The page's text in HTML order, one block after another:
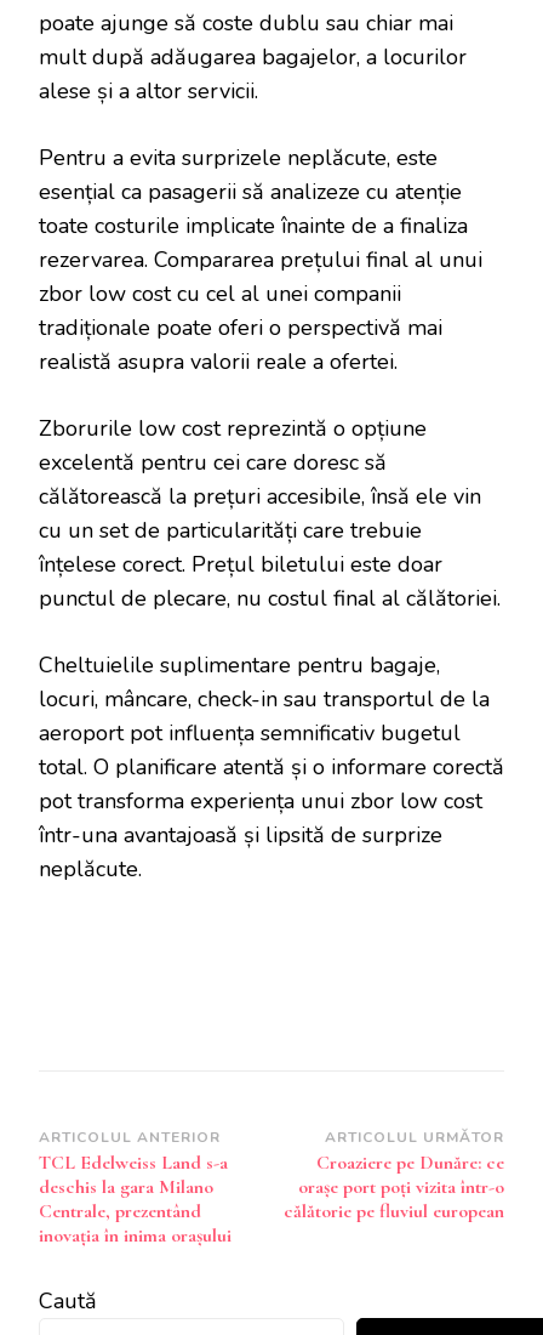
poate ajunge să coste dublu sau chiar mai
mult după adăugarea bagajelor, a locurilor
alese și a altor servicii.
Pentru a evita surprizele neplăcute, este
esențial ca pasagerii să analizeze cu atenție
toate costurile implicate înainte de a finaliza
rezervarea. Compararea prețului final al unui
zbor low cost cu cel al unei companii
tradiționale poate oferi o perspectivă mai
realistă asupra valorii reale a ofertei.
Zborurile low cost reprezintă o opțiune
excelentă pentru cei care doresc să
călătorească la prețuri accesibile, însă ele vin
cu un set de particularități care trebuie
înțelese corect. Prețul biletului este doar
punctul de plecare, nu costul final al călătoriei.
Cheltuielile suplimentare pentru bagaje,
locuri, mâncare, check-in sau transportul de la
aeroport pot influența semnificativ bugetul
total. O planificare atentă și o informare corectă
pot transforma experiența unui zbor low cost
într-una avantajoasă și lipsită de surprize
neplăcute.
Navigare
în
articole
ARTICOLUL ANTERIOR
TCL Edelweiss Land s-a
deschis la gara Milano
Centrale, prezentând
inovația în inima orașului
ARTICOLUL URMĂTOR
Croaziere pe Dunăre: ce
orașe port poți vizita într-o
călătorie pe fluviul european
Caută